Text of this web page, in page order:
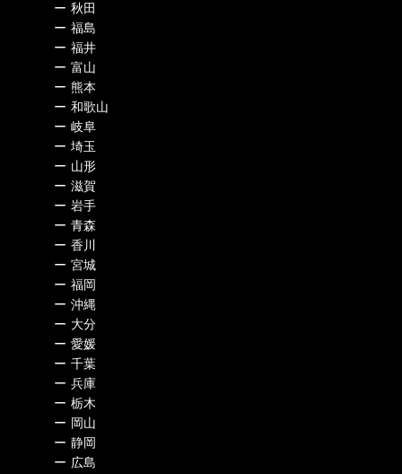
ー 秋田
ー 福島
ー 福井
ー 富山
ー 熊本
ー 和歌山
ー 岐阜
ー 埼玉
ー 山形
ー 滋賀
ー 岩手
ー 青森
ー 香川
ー 宮城
ー 福岡
ー 沖縄
ー 大分
ー 愛媛
ー 千葉
ー 兵庫
ー 栃木
ー 岡山
ー 静岡
ー 広島